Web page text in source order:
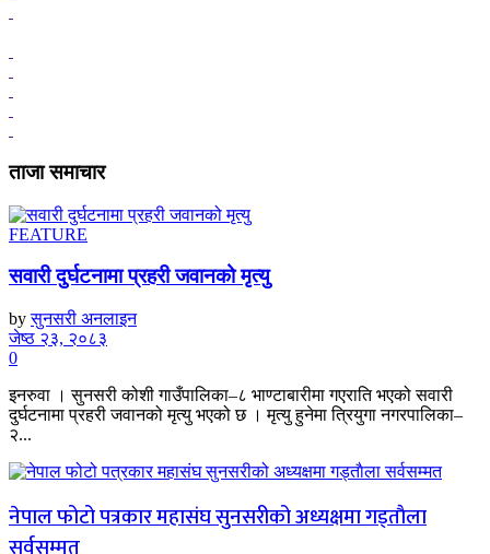
ताजा समाचार
FEATURE
सवारी दुर्घटनामा प्रहरी जवानको मृत्यु
by सुनसरी अनलाइन
जेष्ठ २३, २०८३
0
इनरुवा । सुनसरी कोशी गाउँपालिका–८ भाण्टाबारीमा गएराति भएको सवारी
दुर्घटनामा प्रहरी जवानको मृत्यु भएको छ । मृत्यु हुनेमा त्रियुगा नगरपालिका–
२...
नेपाल फोटो पत्रकार महासंघ सुनसरीको अध्यक्षमा गड्ताैला